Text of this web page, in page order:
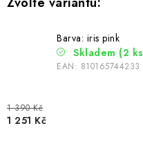
Barva: iris pink
Skladem (2
EAN: 810165744233
1 390 Kč
1 251 Kč